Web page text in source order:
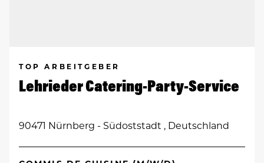
TOP ARBEITGEBER
Lehrieder Catering-Party-Service
90471 Nürnberg - Südoststadt , Deutschland